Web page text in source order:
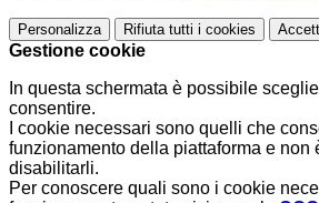
Personalizza Rifiuta tutti i cookies
Gestione cookie
In questa schermata è possibile
consentire.
I cookie necessari sono quelli che
funzionamento della piattaforma e non
disabilitarli.
Per conoscere quali sono i cookie